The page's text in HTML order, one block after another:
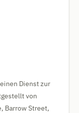
Dienst zur
von
Barrow Street,